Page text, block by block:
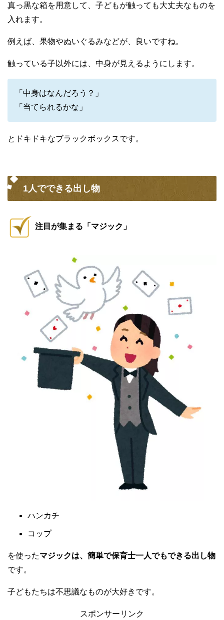
真っ黒な箱を用意して、子どもが触っても大丈夫なものを
入れます。
例えば、果物やぬいぐるみなどが、良いですね。
触っている子以外には、中身が見えるようにします。
「中身はなんだろう？」
「当てられるかな」
とドキドキなブラックボックスです。
1人でできる出し物
注目が集まる「マジック」
ハンカチ
コップ
を使ったマジックは、 簡単で保育士一人でもできる出し物
です。
子どもたちは不思議なものが大好きです。
スポンサーリンク